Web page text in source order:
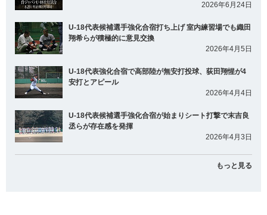
2026年6月24日
U-18代表候補選手強化合宿打ち上げ 室内練習場でも織田
翔希らが積極的に意見交換
2026年4月5日
U-18代表強化合宿で高部陸が無安打投球、荻田翔惺が4
安打とアピール
2026年4月4日
U-18代表候補選手強化合宿が始まりシート打撃で末吉良
丞らが存在感を発揮
2026年4月3日
もっと見る